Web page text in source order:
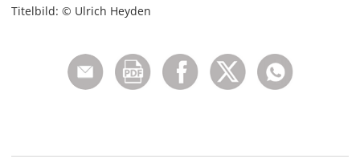
Titelbild: © Ulrich Heyden